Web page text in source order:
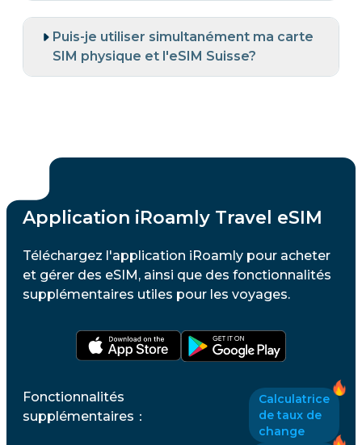
Puis-je utiliser simultanément ma carte
SIM physique et l'eSIM Suisse?
Application iRoamly Travel eSIM
Téléchargez l'application iRoamly pour acheter
et gérer des eSIM, ainsi que des fonctionnalités
supplémentaires utiles pour les voyages.
Fonctionnalités
supplémentaires ：
Calculatrice
de taux de
change